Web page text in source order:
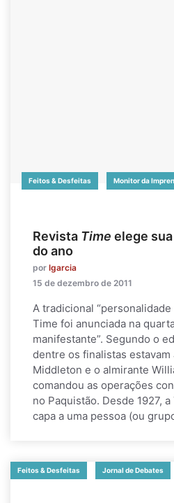
Feitos & Desfeitas Monitor da
Revista Time elege
do ano
por lgarcia
15 de dezembro de 2011
A tradicional
Time foi anunciada na
manifestante”. Segundo o
dentre os finalistas estavam
Middleton e o almirante
comandou as operações
no Paquistão. Desde 1927,
capa a uma pessoa (ou
Feitos & Desfeitas Jornal de Debates